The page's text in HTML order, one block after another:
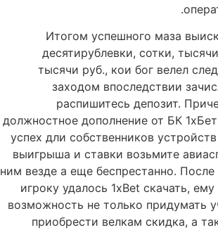
Итогом успешного маза
десятирублевки, сотки,
тысячи руб., кои бог велел
заходом впоследствии
распишитесь депозит.
должностное дополнение от БК
успех дли собственников
выигрыша и ставки возьмите
ним везде а еще беспрестанно. После
игроку удалось 1xBet скачать,
возможность не только придумать
приобрести велкам скидка, а